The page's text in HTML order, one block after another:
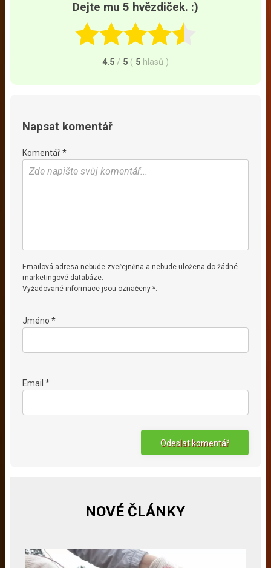
Dejte mu 5 hvězdiček. :)
4.5 / 5 ( 5 hlasů )
Napsat komentář
Komentář *
Emailová adresa nebude zveřejněna a nebude uložena do žádné
marketingové databáze.
Vyžadované informace jsou označeny *.
Jméno *
Email *
NOVÉ ČLÁNKY